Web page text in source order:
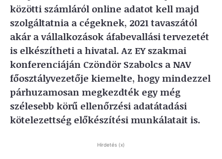
közötti számláról online adatot kell majd
szolgáltatnia a cégeknek, 2021 tavaszától
akár a vállalkozások áfabevallási tervezetét
is elkészítheti a hivatal. Az EY szakmai
konferenciáján Czöndör Szabolcs a NAV
főosztályvezetője kiemelte, hogy mindezzel
párhuzamosan megkezdték egy még
szélesebb körű ellenőrzési adatátadási
kötelezettség előkészítési munkálatait is.
Hirdetés (x)